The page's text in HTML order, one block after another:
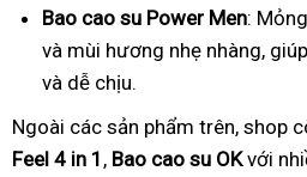
Bao cao su Power Men:
và mùi hương nhẹ nhàng,
và dễ chịu.
Ngoài các sản phẩm trên, shop
Feel 4 in 1 , Bao cao su OKvới